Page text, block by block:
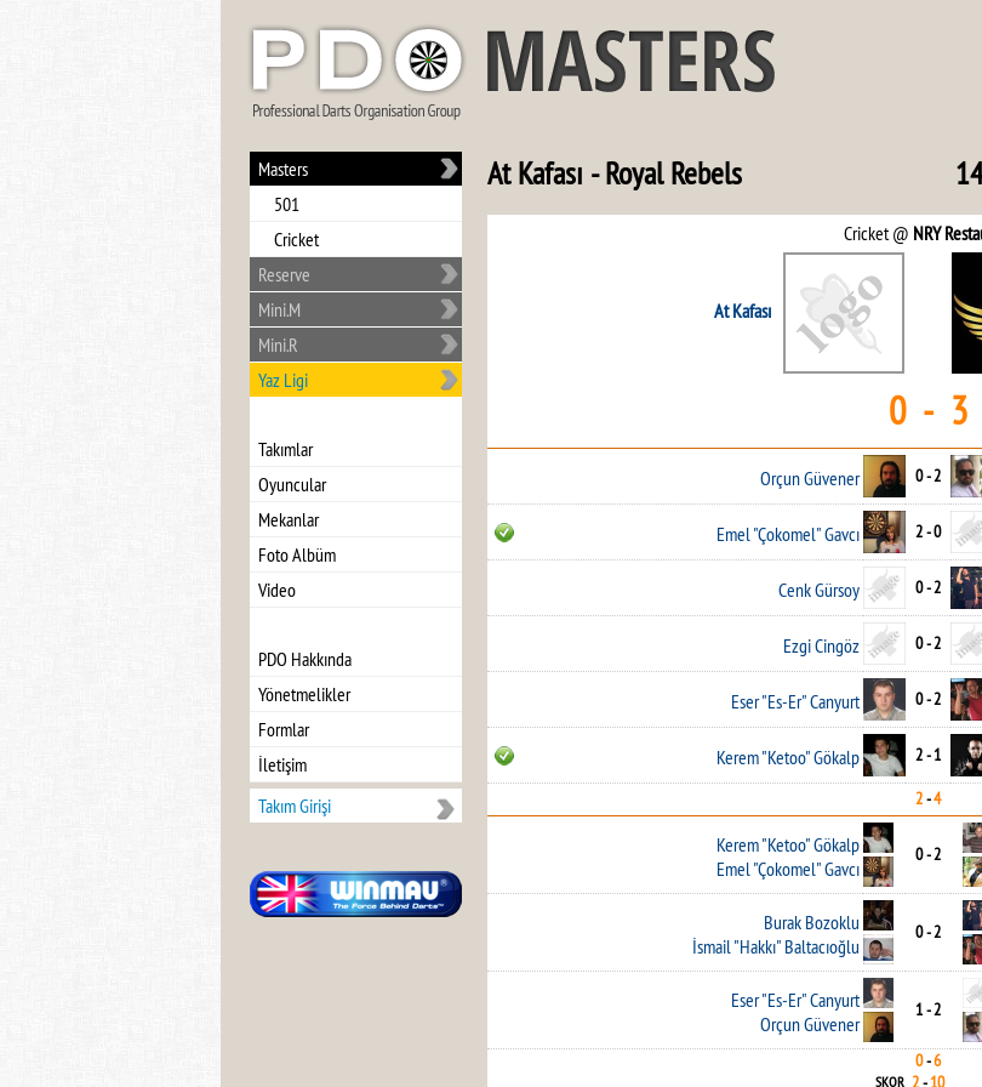
Masters
501
Cricket
Reserve
Mini.M
Mini.R
Yaz Ligi
Takımlar
Oyuncular
Mekanlar
Foto Albüm
Video
PDO Hakkında
Yönetmelikler
Formlar
İletişim
Takım Girişi
At Kafası - Royal Rebels
Cricket @ NRY
At Kafası
0 - 3
Orçun Güvener 0 - 2
Emel "Çokomel" Gavcı 2 - 0
Cenk Gürsoy 0 - 2
Ezgi Cingöz 0 - 2
Eser "Es-Er" Canyurt 0 - 2
Kerem "Ketoo" Gökalp 2 - 1
2-4
Kerem "Ketoo" Gökalp
Emel "Çokomel" Gavcı
0 - 2
Burak Bozoklu
İsmail "Hakkı" Baltacıoğlu
0 - 2
Eser "Es-Er" Canyurt
Orçun Güvener
1 - 2
0-6
SKOR 2-10